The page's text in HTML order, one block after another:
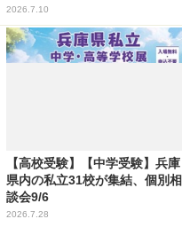
2026.7.10
【高校受験】【中学受験】兵庫
県内の私立31校が集結、個別相
談会9/6
2026.7.28